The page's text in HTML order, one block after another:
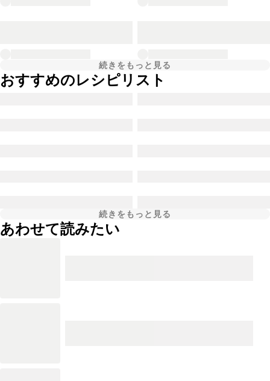
続きをもっと見る
おすすめのレシピリスト
続きをもっと見る
あわせて読みたい